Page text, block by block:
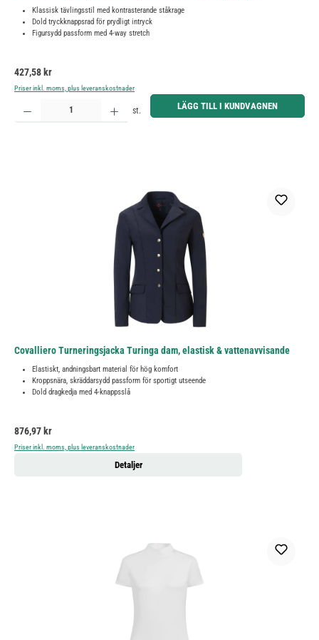
Klassisk tävlingsstil med kontrasterande ståkrage
Dold tryckknappsrad för prydligt intryck
Figursydd passform med 4-way stretch
Ordinarie pris:
427,58 kr
Priser inkl. moms, plus leveranskostnader
Produktkvantitet: Ange önskat belopp eller använd knapparna för att öka eller minska kvantiteten.
st. LÄGG TILL I KUNDVAGNEN
Covalliero Turneringsjacka Turinga dam, elastisk & vattenavvisande
Elastiskt, andningsbart material för hög komfort
Kroppsnära, skräddarsydd passform för sportigt utseende
Dold dragkedja med 4-knappsslå
Ordinarie pris:
876,97 kr
Priser inkl. moms, plus leveranskostnader
Detaljer